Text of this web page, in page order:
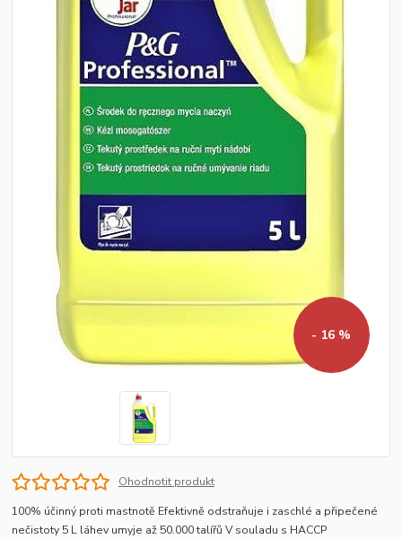
- 16 %
Ohodnotit produkt
100% účinný proti mastnotě Efektivně odstraňuje i zaschlé a připečené
nečistoty 5 L láhev umyje až 50.000 talířů V souladu s HACCP